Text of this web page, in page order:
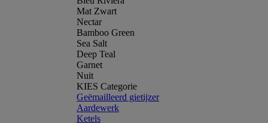
Mat Zwart
Nectar
Bamboo Green
Sea Salt
Deep Teal
Garnet
Nuit
KIES Categorie
Geëmailleerd gietijzer
Aardewerk
Ketels